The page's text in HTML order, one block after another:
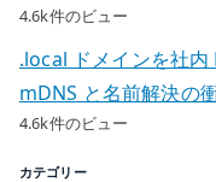
4.6k件のビュー
.local ドメインを社内
mDNS と名前解決の
4.6k件のビュー
カテゴリー